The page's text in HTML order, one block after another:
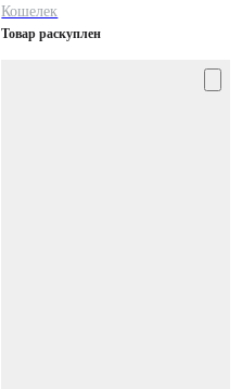
Кошелек
Товар раскуплен